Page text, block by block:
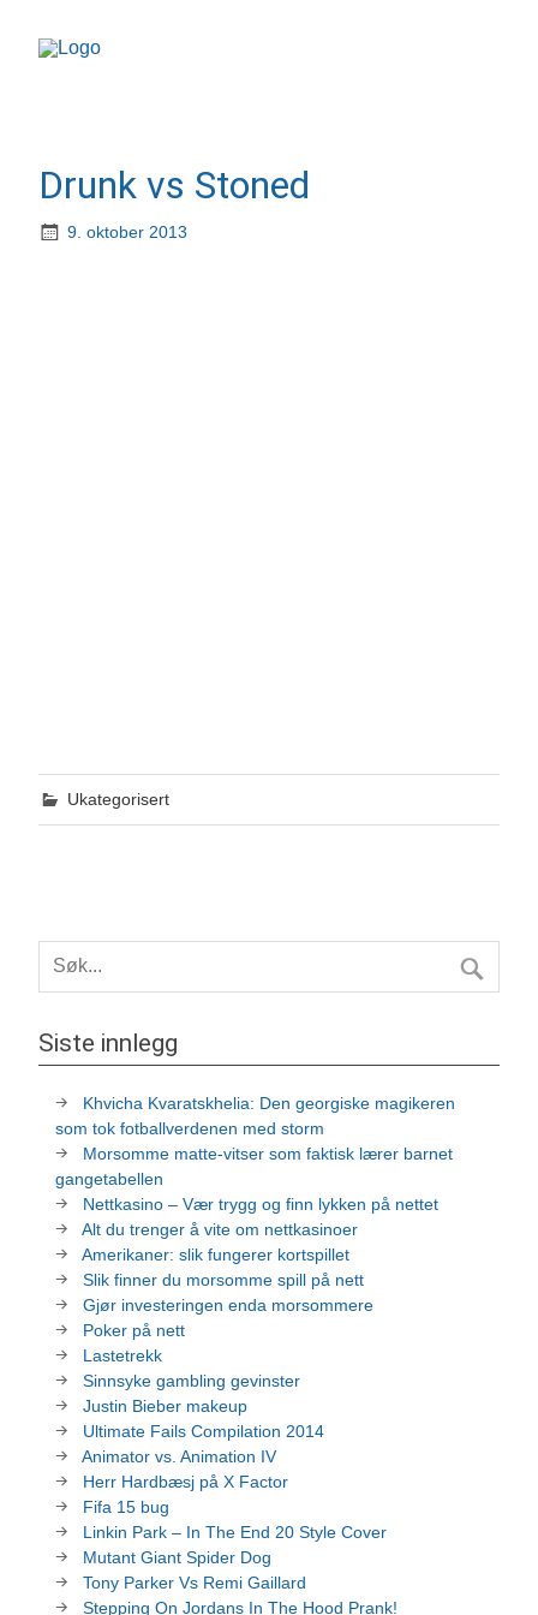
Drunk vs Stoned
9. oktober 2013
Ukategorisert
Siste innlegg
Khvicha Kvaratskhelia: Den georgiske magikeren
som tok fotballverdenen med storm
Morsomme matte-vitser som faktisk lærer barnet
gangetabellen
Nettkasino – Vær trygg og finn lykken på nettet
Alt du trenger å vite om nettkasinoer
Amerikaner: slik fungerer kortspillet
Slik finner du morsomme spill på nett
Gjør investeringen enda morsommere
Poker på nett
Lastetrekk
Sinnsyke gambling gevinster
Justin Bieber makeup
Ultimate Fails Compilation 2014
Animator vs. Animation IV
Herr Hardbæsj på X Factor
Fifa 15 bug
Linkin Park – In The End 20 Style Cover
Mutant Giant Spider Dog
Tony Parker Vs Remi Gaillard
Stepping On Jordans In The Hood Prank!